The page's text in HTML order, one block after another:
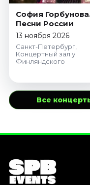
София
Песни России
13 ноября 2026
Санкт-Петербург,
Концертный зал у
Финляндского
Все